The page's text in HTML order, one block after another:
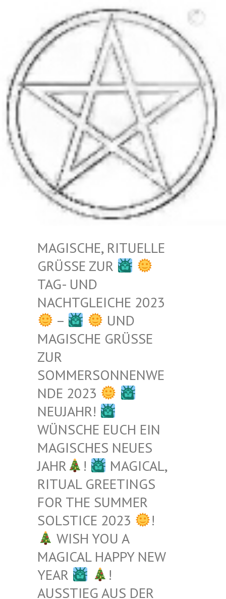
MAGISCHE, RITUELLE
GRÜSSE ZUR
TAG- UND
NACHTGLEICHE 2023
–
UND
MAGISCHE GRÜSSE Z
UR S
OMMERSONNENWEN
DE 2023
NEUJAHR!
WÜNSCHE EUCH EIN
MAGISCHES NEUES
JAHR
!
MAGICAL,
RITUAL GREETINGS
FOR THE SUMMER
SOLSTICE 2023
!
WISH YOU A
MAGICAL HAPPY NEW
YEAR
!
AUSSTIEG AUS DER